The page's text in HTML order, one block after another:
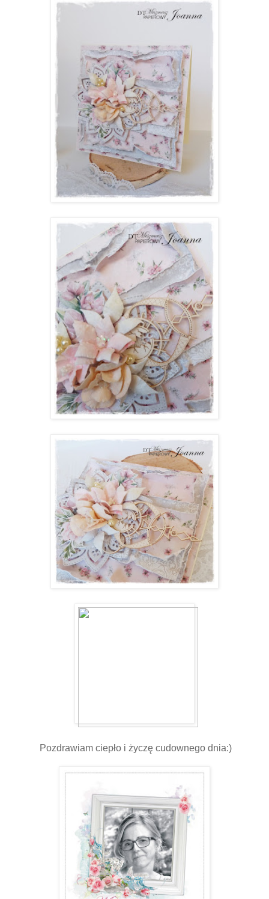
Pozdrawiam ciepło i życzę cudownego dnia:)